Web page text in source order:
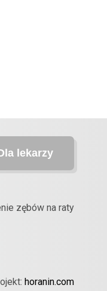
lekarzy
horanin.com